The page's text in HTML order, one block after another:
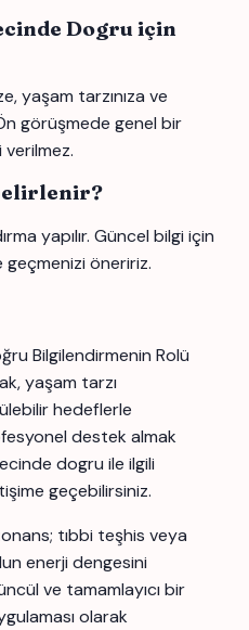
Dogru için
yaşam tarzınıza ve
görüşmede genel bir
verilmez.
yapılır. Güncel bilgi için
geçmenizi öneririz.
Bilgilendirmenin Rolü
yaşam tarzı
hedeflerle
destek almak
dogru ile ilgili
geçebilirsiniz.
tıbbi teşhis veya
enerji dengesini
ve tamamlayıcı bir
olarak